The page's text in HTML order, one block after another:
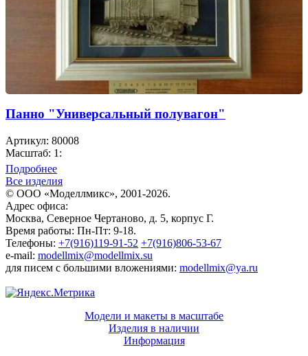
Панно "Универсальный полувагон"
Артикул: 80008
Масштаб: 1:
Подробнее
Все изделия
© ООО «Моделлмикс», 2001-2026.
Адрес офиса:
Москва, Северное Чертаново, д. 5, корпус Г.
Время работы: Пн-Пт: 9-18.
Телефоны: +7(916)119-91-52 +7(916)806-53-67
e-mail: modellmix@modellmix.su
для писем с большими вложениями: modellmix@ya.ru
Модели и макеты в масштабе
Изделия в наличии
Информация